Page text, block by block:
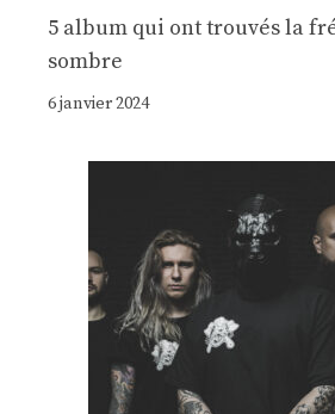
5 album qui ont trouvés la
sombre
6 janvier 2024